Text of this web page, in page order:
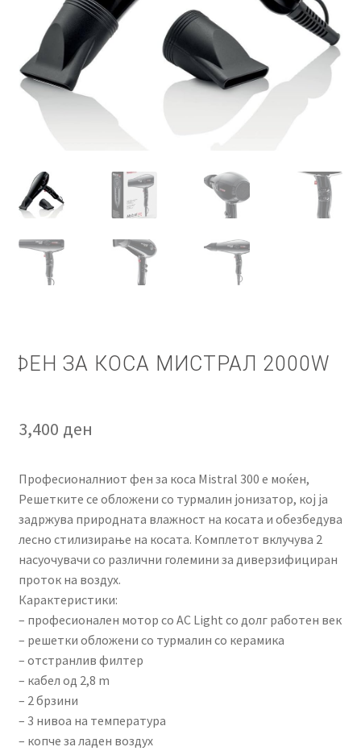
КОШНИЧКА
НАШИ БРЕНДОВИ ЗА КОЗМЕТИКА И ФРИЗЕРАЈ
ПЛАЌАЊЕ
ЗА НАС
КОРИСНИ СОВЕТИ
ФЕН ЗА КОСА МИСТРАЛ 2000W
3,400 ден
Професионалниот фен за коса Mistral 300 е моќен,
Решетките се обложени со турмалин јонизатор, кој ја
задржува природната влажност на косата и обезбедува
лесно стилизирање на косата. Комплетот вклучува 2
насуочувачи со различни големини за диверзифициран
проток на воздух.
Карактеристики:
– професионален мотор со AC Light со долг работен век
– решетки обложени со турмалин со керамика
– отстранлив филтер
– кабел од 2,8 m
– 2 брзини
– 3 нивоа на температура
– копче за ладен воздух